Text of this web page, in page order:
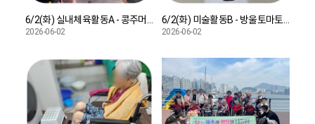
2026-06-02 2026-06-02